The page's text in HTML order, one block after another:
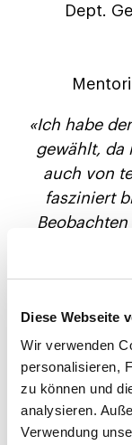
Diese Webseite
Wir verwenden
personalisieren,
zu können und
analysieren.
Verwendung
Dept.
«Ich habe
gewählt, da
auch von
fasziniert
erlaubt uns